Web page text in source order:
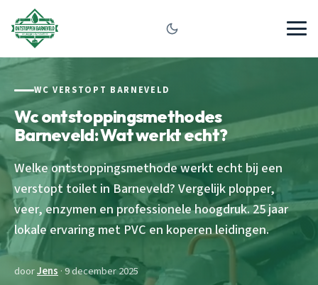
WC VERSTOPT BARNEVELD
Wc ontstoppingsmethodes
Barneveld: Wat werkt echt?
Welke ontstoppingsmethode werkt echt bij een
verstopt toilet in Barneveld? Vergelijk plopper,
veer, enzymen en professionele hoogdruk. 25 jaar
lokale ervaring met PVC en koperen leidingen.
doorJens· 9 december 2025